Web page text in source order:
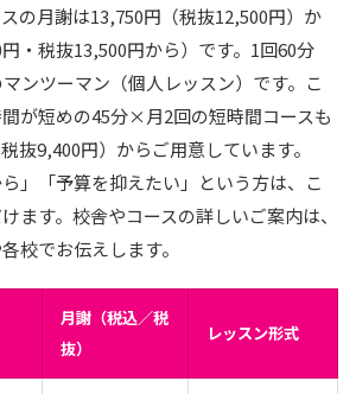
の月謝は13,750円（税抜12,500円）か
・税抜13,500円から）です。1回60分
マンツーマン（個人レッスン）です。こ
が短めの45分×月2回の短時間コースも
抜9,400円）からご用意しています。
ら」「予算を抑えたい」という方は、こ
ます。校舎やコースの詳しいご案内は、
校でお伝えします。
月謝（税込／税
抜）
レッスン形式